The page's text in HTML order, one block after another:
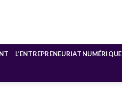
L’ENTREPRENEURIAT NUMÉRIQUE